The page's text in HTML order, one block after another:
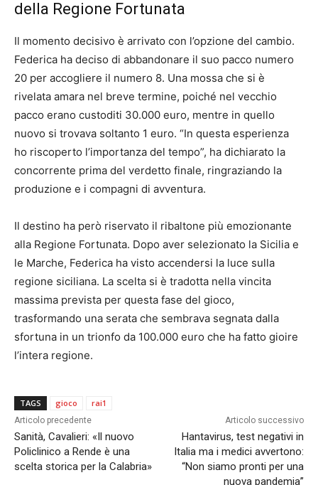
della Regione Fortunata
Il momento decisivo è arrivato con l’opzione del cambio.
Federica ha deciso di abbandonare il suo pacco numero
20 per accogliere il numero 8. Una mossa che si è
rivelata amara nel breve termine, poiché nel vecchio
pacco erano custoditi 30.000 euro, mentre in quello
nuovo si trovava soltanto 1 euro. “In questa esperienza
ho riscoperto l’importanza del tempo”, ha dichiarato la
concorrente prima del verdetto finale, ringraziando la
produzione e i compagni di avventura.
Il destino ha però riservato il ribaltone più emozionante
alla Regione Fortunata. Dopo aver selezionato la Sicilia e
le Marche, Federica ha visto accendersi la luce sulla
regione siciliana. La scelta si è tradotta nella vincita
massima prevista per questa fase del gioco,
trasformando una serata che sembrava segnata dalla
sfortuna in un trionfo da 100.000 euro che ha fatto gioire
l’intera regione.
TAGS gioco rai1
Articolo precedente
Sanità, Cavalieri: «Il nuovo
Policlinico a Rende è una
scelta storica per la Calabria»
Articolo successivo
Hantavirus, test negativi in
Italia ma i medici avvertono:
“Non siamo pronti per una
nuova pandemia”